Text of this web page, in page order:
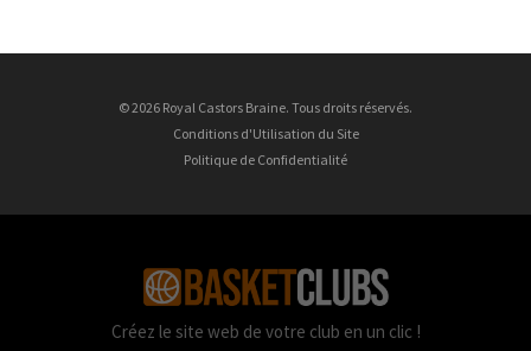
© 2026 Royal Castors Braine. Tous droits réservés.
Conditions d'Utilisation du Site
Politique de Confidentialité
Créez le site web de votre club en un clic !